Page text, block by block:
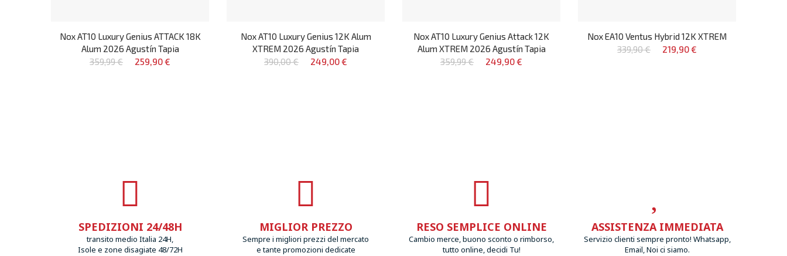
Nox AT10 Luxury Genius ATTACK 18K
Alum 2026 Agustín Tapia
359,99 €
259,90 €
Nox AT10 Luxury Genius 12K Alum
XTREM 2026 Agustín Tapia
390,00 €
249,00 €
Nox AT10 Luxury Genius Attack 12K
Alum XTREM 2026 Agustín Tapia
359,99 €
249,90 €
Nox EA10 Ventus Hybrid 12K XTREM
339,90 €
219,90 €
SPEDIZIONI 24/48H
transito medio Italia 24H,
Isole e zone disagiate 48/72H
MIGLIOR PREZZO
Sempre i migliori prezzi del mercato
e tante promozioni dedicate
RESO SEMPLICE ONLINE
Cambio merce, buono sconto o rimborso,
tutto online, decidi Tu!
ASSISTENZA IMMEDIATA
Servizio clienti sempre pronto! Whatsapp,
Email, Noi ci siamo.